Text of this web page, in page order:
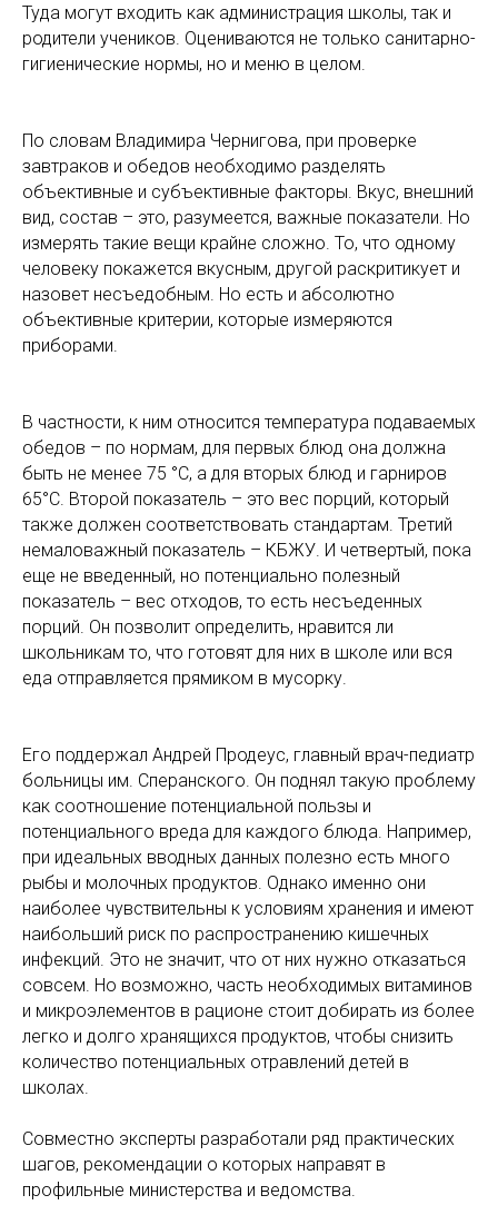
Туда могут входить как администрация школы, так и
родители учеников. Оцениваются не только санитарно-
гигиенические нормы, но и меню в целом.
По словам Владимира Чернигова, при проверке
завтраков и обедов необходимо разделять
объективные и субъективные факторы. Вкус, внешний
вид, состав – это, разумеется, важные показатели. Но
измерять такие вещи крайне сложно. То, что одному
человеку покажется вкусным, другой раскритикует и
назовет несъедобным. Но есть и абсолютно
объективные критерии, которые измеряются
приборами.
В частности, к ним относится температура подаваемых
обедов – по нормам, для первых блюд она должна
быть не менее 75 °C, а для вторых блюд и гарниров
65°C. Второй показатель – это вес порций, который
также должен соответствовать стандартам. Третий
немаловажный показатель – КБЖУ. И четвертый, пока
еще не введенный, но потенциально полезный
показатель – вес отходов, то есть несъеденных
порций. Он позволит определить, нравится ли
школьникам то, что готовят для них в школе или вся
еда отправляется прямиком в мусорку.
Его поддержал Андрей Продеус, главный врач-педиатр
больницы им. Сперанского. Он поднял такую проблему
как соотношение потенциальной пользы и
потенциального вреда для каждого блюда. Например,
при идеальных вводных данных полезно есть много
рыбы и молочных продуктов. Однако именно они
наиболее чувствительны к условиям хранения и имеют
наибольший риск по распространению кишечных
инфекций. Это не значит, что от них нужно отказаться
совсем. Но возможно, часть необходимых витаминов
и микроэлементов в рационе стоит добирать из более
легко и долго хранящихся продуктов, чтобы снизить
количество потенциальных отравлений детей в
школах.
Совместно эксперты разработали ряд практических
шагов, рекомендации о которых направят в
профильные министерства и ведомства.